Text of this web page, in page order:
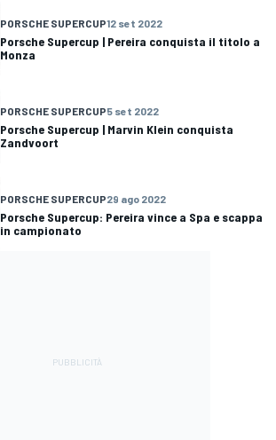
PORSCHE SUPERCUP12 set 2022
Porsche Supercup | Pereira conquista il titolo a
Monza
PORSCHE SUPERCUP5 set 2022
Porsche Supercup | Marvin Klein conquista
Zandvoort
PORSCHE SUPERCUP29 ago 2022
Porsche Supercup: Pereira vince a Spa e scappa
in campionato